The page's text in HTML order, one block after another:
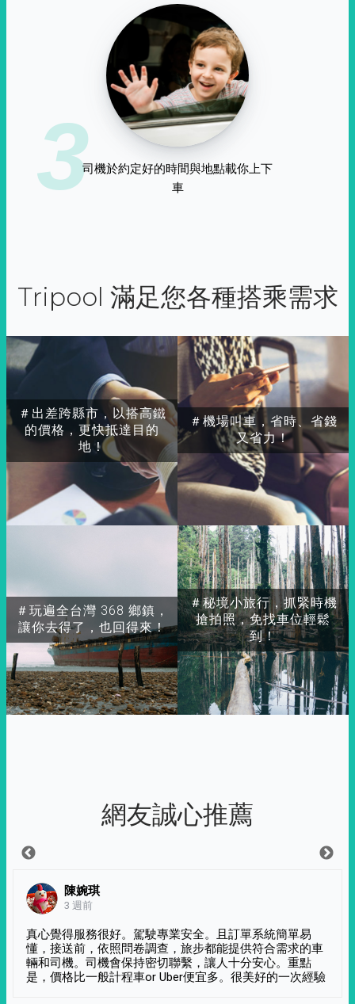
3司機於約定好的時間與地點載你上下
車
Tripool 滿足您各種搭乘需求
＃出差跨縣市，以搭高鐵
的價格，更快抵達目的
地！
＃玩遍全台灣 368 鄉鎮，
讓你去得了，也回得來！
＃秘境小旅行，抓緊時機
搶拍照，免找車位輕鬆
到！
＃機場叫車，省時、省錢
又省力！
網友誠心推薦
陳婉琪
3 週前
真心覺得服務很好。駕駛專業安全。且訂單系統簡單易
懂，接送前，依照問卷調查，旅步都能提供符合需求的車
輛和司機。司機會保持密切聯繫，讓人十分安心。重點
是，價格比一般計程車or Uber便宜多。很美好的一次經驗